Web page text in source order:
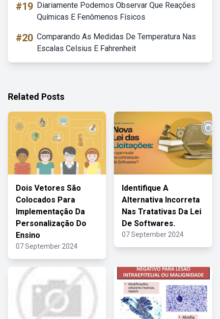
#19 Diariamente Podemos Observar Que Reações
Químicas E Fenômenos Físicos
#20 Comparando As Medidas De Temperatura Nas
Escalas Celsius E Fahrenheit
Related Posts
Dois Vetores São
Colocados Para
Implementação Da
Personalização Do
Ensino
07 September 2024
Identifique A
Alternativa Incorreta
Nas Tratativas Da Lei
De Softwares.
07 September 2024